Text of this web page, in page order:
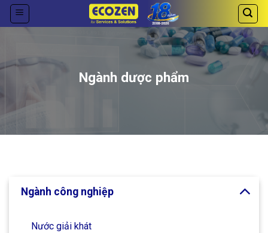
Skip
Ngành dược phẩm
Ngành công nghiệp
Nước giải khát